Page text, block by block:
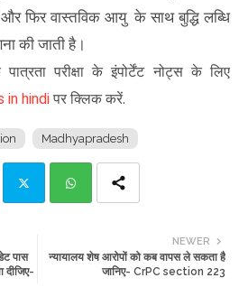
और फिर वास्तविक आयु के साथ बुद्धि लब्धि
की जाती है।
परीक्षा के इंपोर्टेंट नोट्स के लिए
in hindi पर क्लिक करें.
Madhyapradesh
tte ats
NEWER
न्यायालय शेष आरोपों को कब वापस ले सकता है
जानिए- CrPC section 223
पास